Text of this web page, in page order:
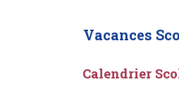
Vacances
Calendrier